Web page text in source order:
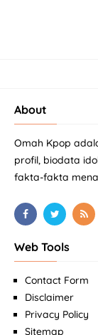
About
Omah Kpop
profil, biodata
fakta-fakta
Web Tools
Contact Form
Disclaimer
Privacy Policy
Sitemap